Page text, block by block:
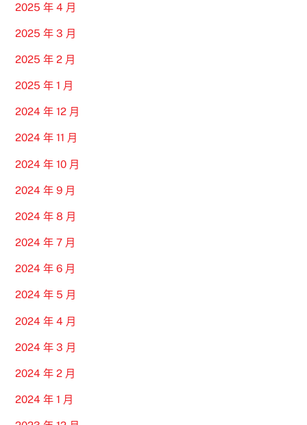
2025 年 4 月
2025 年 3 月
2025 年 2 月
2025 年 1 月
2024 年 12 月
2024 年 11 月
2024 年 10 月
2024 年 9 月
2024 年 8 月
2024 年 7 月
2024 年 6 月
2024 年 5 月
2024 年 4 月
2024 年 3 月
2024 年 2 月
2024 年 1 月